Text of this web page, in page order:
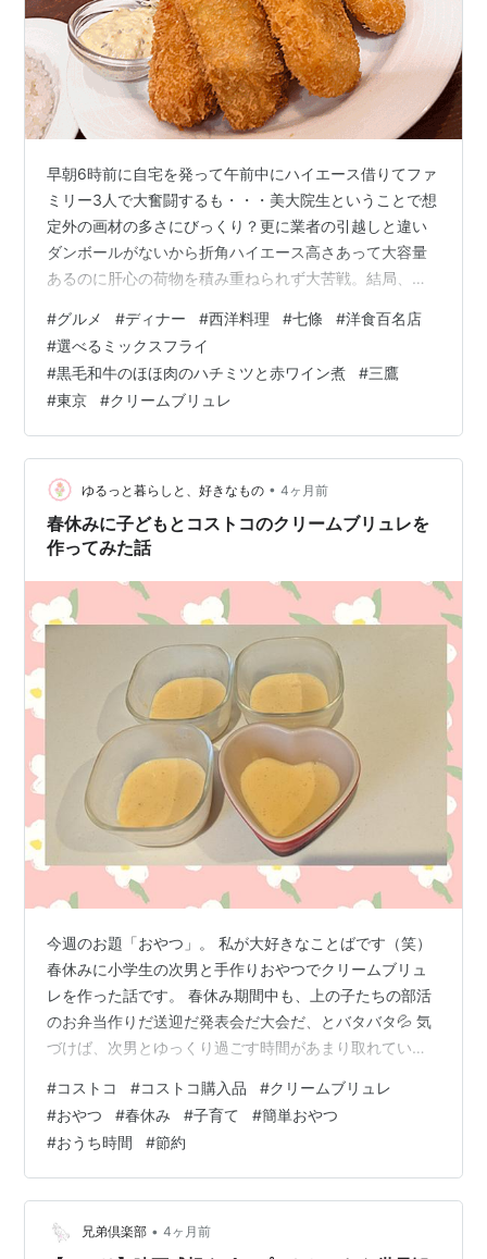
早朝6時前に自宅を発って午前中にハイエース借りてファ
ミリー3人で大奮闘するも・・・美大院生ということで想
定外の画材の多さにびっくり？更に業者の引越しと違い
ダンボールがないから折角ハイエース高さあって大容量
あるのに肝心の荷物を積み重ねられず大苦戦。結局、荷
て頂くことに・・・もう〜激疲れへとへと・・・。 都下
って意外とホテルが少なく更に1ヶ月前からどこも満室
で、なんとか予約取れたのが三鷹のチープなビジホ。数
日前になんとか禁煙ルームへ変更できただけでも良しと
しよう。っと言うことで晩飯は娘と三鷹に再集合！実は
洋食百名店にも選出されている人気「西洋料理…
#グルメ #ディナー #西洋料理 #七條 #洋食百名店
#選べるミックスフライ
#黒毛和牛のほほ肉のハチミツと赤ワイン煮 #三鷹
#東京 #クリームブリュレ
ゆるっと暮らしと、好きなもの • 4ヶ月前
春休みに子どもとコストコのクリームブリュレを
作ってみた話
今週のお題「おやつ」。 私が大好きなことばです（笑）
春休みに小学生の次男と手作りおやつでクリームブリュ
レを作った話です。 春休み期間中も、上の子たちの部活
のお弁当作りだ送迎だ発表会だ大会だ、とバタバタ💦 気
づけば、次男とゆっくり過ごす時間があまり取れていま
とをしたくて―― コストコで見つけたクリームブリュレ
を一緒に作ってみることにしました。 ＜コストコで買っ
たクリームブリュレ＞ ・商品名 「ネスレ クリームブリ
ュレ」 ・値段 約1,000円（割り引き価格） ・内容量 4食
分×10袋入り 40食分（1食 約50ｍl） 卵は使用しておら
ず、材料…
#コストコ #コストコ購入品 #クリームブリュレ
#おやつ #春休み #子育て #簡単おやつ
#おうち時間 #節約
兄弟倶楽部 • 4ヶ月前